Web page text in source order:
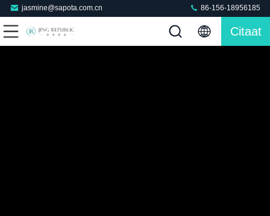
jasmine@sapota.com.cn 86-156-18956185
Citaat